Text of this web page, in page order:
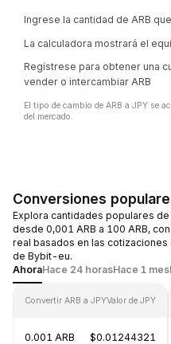
Ingrese la cantidad de ARB
La calculadora mostrará el
Regístrese para obtener una
vender o intercambiar ARB
El tipo de cambio de ARB a JPY se
del mercado.
Conversiones
Explora cantidades populares
desde 0,001 ARB a 100 ARB,
real basados en las
de Bybit-eu.
AhoraHace 24 horasHace 1 mes
Convertir ARB a JPYValor de JPY
0.001 ARB $0.01244321